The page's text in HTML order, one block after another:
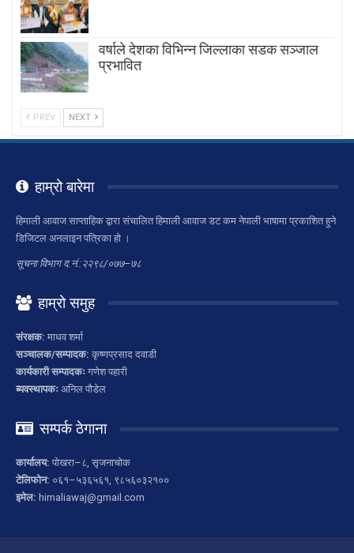
वर्षाले देशका विभिन्न जिल्लाका सडक सञ्जाल
प्रभावित
PREV NEXT
हाम्रो बारेमा
हिमाली आवाज साप्ताहिक द्वारा संचालित हिमाली आवाज डट कम नेपाली भाषामा प्रकाशित हुने
डिजिटल अनलाइन पत्रिका हो ।
सूचना विभाग द.नं.:२२९८/०७७–७८
हाम्रो समुह
संरक्षक: माधव शर्मा
सञ्चालक/सम्पादक: कृष्णप्रसाद दवाडी
कार्यकारी सम्पादकः गणेश पहारी
ब्यवस्थापकः अनिल पौडेल
सम्पर्क ठेगाना
कार्यालय: पोखरा–८, सृजनाचोक
टेलिफोन: ०६१–५३६५६१, ९८५६०३२१००
इमेल: himaliawaj@gmail.com